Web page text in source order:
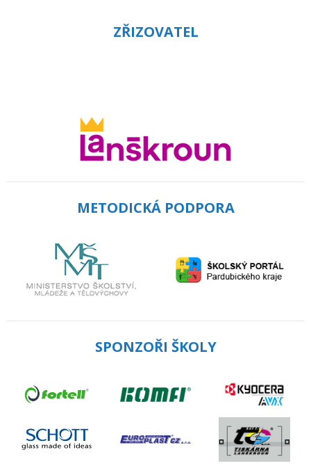
ZŘIZOVATEL
METODICKÁ PODPORA
SPONZOŘI ŠKOLY